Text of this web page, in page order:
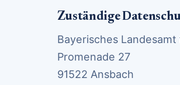
Zuständige
Bayerisches
Promenade 27
91522 Ansbach